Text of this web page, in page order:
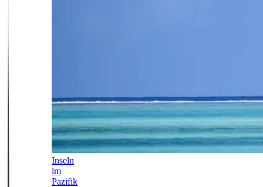
Inseln
im
Pazifik